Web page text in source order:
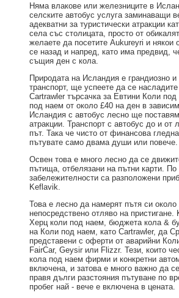
Няма влакове или железниците в
селските автобус услуга заминаващи
адекватни за туристически атракции
села със столицата, просто от
желаете да посетите Aukureyri и някои
се назад и напред, като има предвид,
същия ден с кола.
Природата на Исландия е грандиозно
транспорт, ще успеете да се
Cartrawler търсачка за Евтини Коли
под наем от около £40 на ден в
Исландия с автобус лесно ще
атракции. Транспорт с автобус до и
път. Така че чисто от финансова
пътувате само двама души или повече.
Освен това е много лесно да се
пътища, отбелязани на пътни карти.
забележителности са разположени
Keflavik.
Това е лесно да намерят пътя си
непосредствено отляво на
Херц коли под наем, бюджета кола &
на Коли под наем, като Cartrawler, да
представени с оферти от аварийни
FairCar, Geysir или Flizzr. Тези, които
кола под наем фирми и конкретни
включена, и затова е много важно да
правя дълги разстояния пътуване по
пробег най - вече е включена в цената.